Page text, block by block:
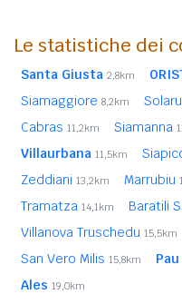
Le statistiche dei
Santa Giusta 2,8km
Siamaggiore 8,2km
Cabras 11,2km Siamanna
Villaurbana 11,5km
Zeddiani 13,2km Marrubiu
Tramatza 14,1km Baratili
Villanova Truschedu 15,5km
San Vero Milis 15,8km Pau
Ales 19,0km